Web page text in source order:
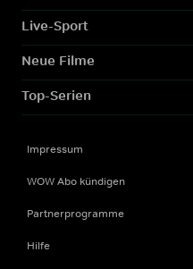
Live-Sport
Neue Filme
Top-Serien
Impressum
WOW Abo kündigen
Partnerprogramme
Hilfe